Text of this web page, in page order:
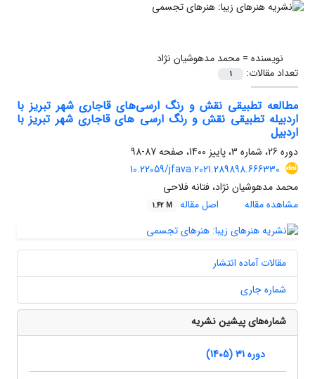
نویسنده =محمد مدهوشیان نژاد
تعداد مقالات:
1
مطالعه تطبیقی نقش و رنگ ارسی‌های قاجاری شهر تبریز با
اردبیله تطبیقی نقش و رنگ ارسی های قاجاری شهر تبریز با
اردبیل
دوره 26، شماره 3، پاییز 1400، صفحه
87-98
10.22059/jfava.2021.289898.666330
محمد مدهوشیان نژاد، فتانه فلاحی
مشاهده مقاله
اصل مقاله 1.42 M
مقالات آماده انتشار
شماره جاری
شماره‌های پیشین نشریه
دوره 31 (1405)